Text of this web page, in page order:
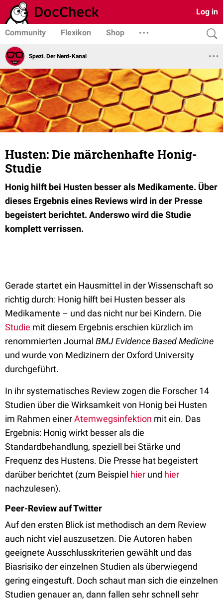
Log in
Community Flexikon Shop
Spezi. Der Nerd-Kanal
Husten: Die märchenhafte Honig-
Studie
Honig hilft bei Husten besser als Medikamente. Über
dieses Ergebnis eines Reviews wird in der Presse
begeistert berichtet. Anderswo wird die Studie
komplett verrissen.
Gerade startet ein Hausmittel in der Wissenschaft so
richtig durch: Honig hilft bei Husten besser als
Medikamente – und das nicht nur bei Kindern. Die
Studie mit diesem Ergebnis erschien kürzlich im
renommierten Journal BMJ Evidence Based Medicine
und wurde von Medizinern der Oxford University
durchgeführt.
In ihr systematisches Review zogen die Forscher 14
Studien über die Wirksamkeit von Honig bei Husten
im Rahmen einerAtemwegsinfektion mit ein. Das
Ergebnis: Honig wirkt besser als die
Standardbehandlung, speziell bei Stärke und
Frequenz des Hustens. Die Presse hat begeistert
darüber berichtet (zum Beispiel hier und hier
nachzulesen).
Peer-Review auf Twitter
Auf den ersten Blick ist methodisch an dem Review
auch nicht viel auszusetzen. Die Autoren haben
geeignete Ausschlusskriterien gewählt und das
Biasrisiko der einzelnen Studien als überwiegend
gering eingestuft. Doch schaut man sich die einzelnen
Studien genauer an, dann fallen sehr schnell sehr